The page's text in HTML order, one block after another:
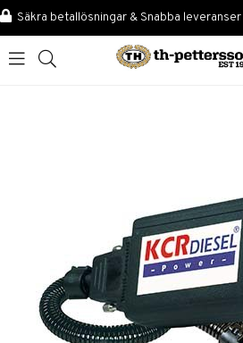
Säkra betallösningar & Snabba leveranser